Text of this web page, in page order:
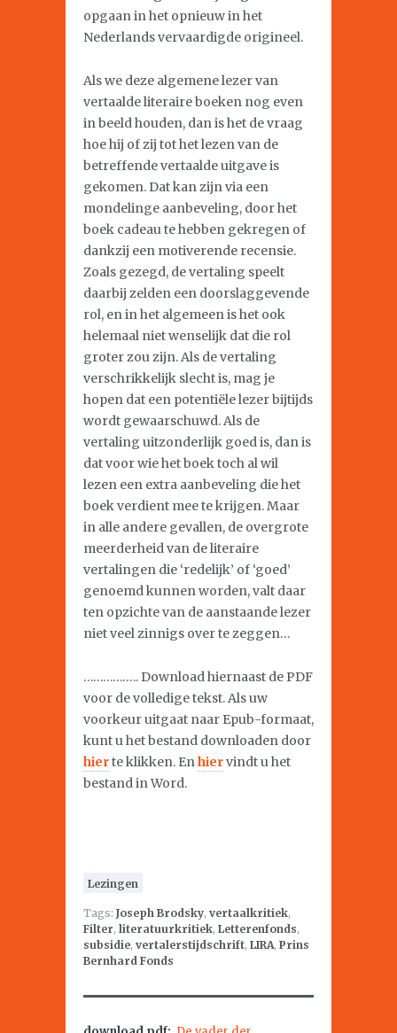
opgaan in het opnieuw in het
Nederlands vervaardigde origineel.
Als we deze algemene lezer van
vertaalde literaire boeken nog even
in beeld houden, dan is het de vraag
hoe hij of zij tot het lezen van de
betreffende vertaalde uitgave is
gekomen. Dat kan zijn via een
mondelinge aanbeveling, door het
boek cadeau te hebben gekregen of
dankzij een motiverende recensie.
Zoals gezegd, de vertaling speelt
daarbij zelden een doorslaggevende
rol, en in het algemeen is het ook
helemaal niet wenselijk dat die rol
groter zou zijn. Als de vertaling
verschrikkelijk slecht is, mag je
hopen dat een potentiële lezer bijtijds
wordt gewaarschuwd. Als de
vertaling uitzonderlijk goed is, dan is
dat voor wie het boek toch al wil
lezen een extra aanbeveling die het
boek verdient mee te krijgen. Maar
in alle andere gevallen, de overgrote
meerderheid van de literaire
vertalingen die ‘redelijk’ of ‘goed’
genoemd kunnen worden, valt daar
ten opzichte van de aanstaande lezer
niet veel zinnigs over te zeggen…
…………….. Download hiernaast de PDF
voor de volledige tekst. Als uw
voorkeur uitgaat naar Epub-formaat,
kunt u het bestand downloaden door
hierte klikken. Enhiervindt u het
bestand in Word.
Lezingen
Tags: Joseph Brodsky, vertaalkritiek,
Filter, literatuurkritiek, Letterenfonds,
subsidie, vertalerstijdschrift, LIRA, Prins
Bernhard Fonds